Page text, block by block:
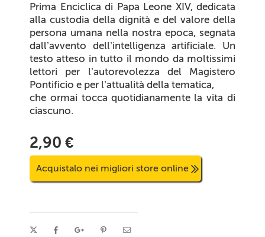
Prima Enciclica di Papa Leone XIV, dedicata
alla custodia della dignità e del valore della
persona umana nella nostra epoca, segnata
dall’avvento dell’intelligenza artificiale. Un
testo atteso in tutto il mondo da moltissimi
lettori per l’autorevolezza del Magistero
Pontificio e per l’attualità della tematica,
che ormai tocca quotidianamente la vita di
ciascuno.
2,90 €
Acquistalo nei migliori store online